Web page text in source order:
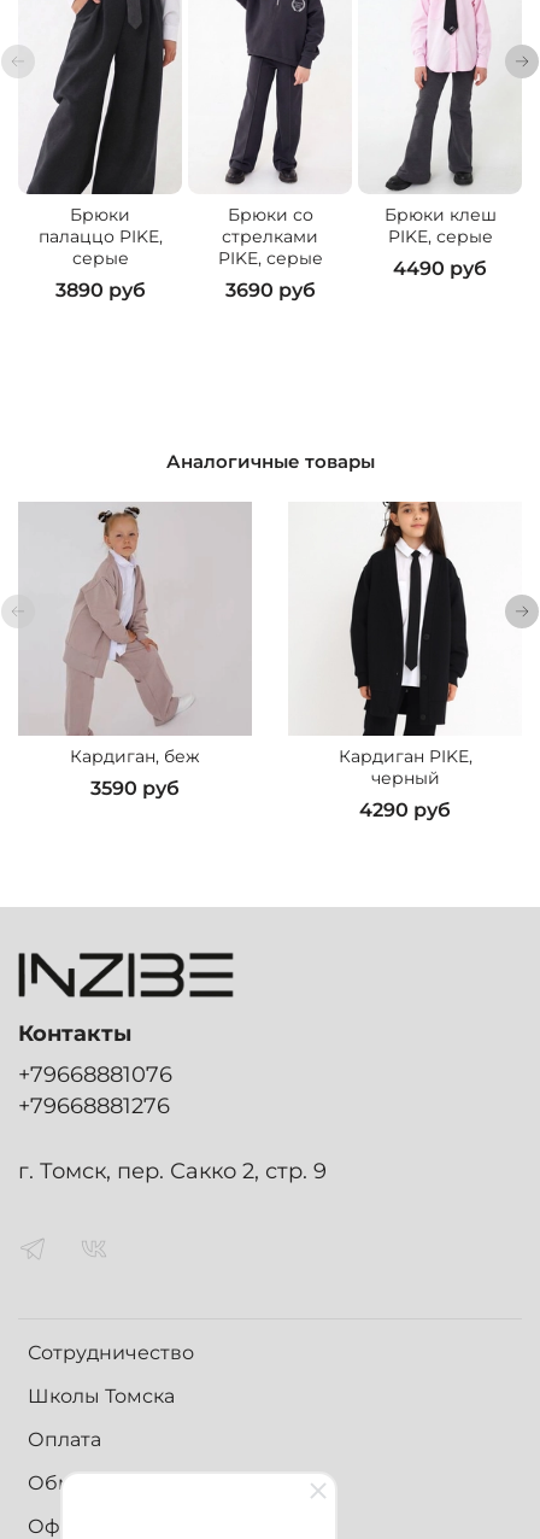
Брюки
палаццо PIKE,
серые
3890 руб
Брюки со
стрелками
PIKE, серые
3690 руб
Брюки клеш
PIKE, серые
4490 руб
Аналогичные товары
Кардиган, беж
3590 руб
Кардиган PIKE,
черный
4290 руб
Сотрудничество
Школы Томска
Оплата
Обмен и возврат
Оферта
Контакты
+79668881076
+79668881276
г. Томск, пер. Сакко 2, стр. 9